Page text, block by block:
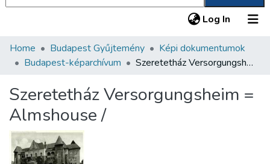
Log In (current)
Communities & Collections
Statistics
About us
Home Budapest Gyűjtemény
Képi dokumentumok
Budapest-képarchívum
Szeretetház Versorgungsheim = Almshouse /
Szeretetház Versorgungsheim =
Almshouse /